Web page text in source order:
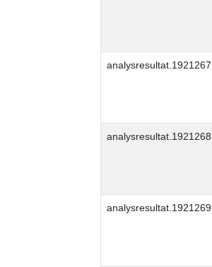
analysresultat.1921267
analysresultat.1921268
analysresultat.1921269